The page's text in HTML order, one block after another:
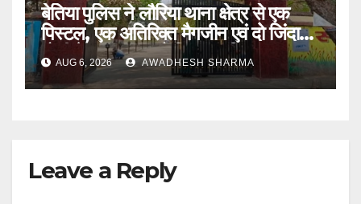
बेतिया पुलिस ने लौरिया थाना क्षेत्र से एक
पिस्टल, एक अतिरिक्त मैगजीन एवं दो जिंदा
गोली के साथ एक को गिरफ्तार दिया
AUG 6, 2026 AWADHESH SHARMA
Leave a Reply